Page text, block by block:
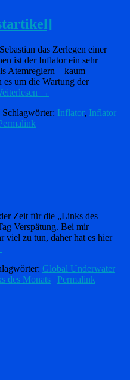
das Zerlegen einer
ist der Inflator ein sehr
Atemreglern – kaum
um die Wartung der
→
Schlagwörter: Inflator, Inflator
Zeit für die „Links des
Verspätung. Bei mir
viel zu tun, daher hat es hier
Global Underwater
des Monats | Permalink